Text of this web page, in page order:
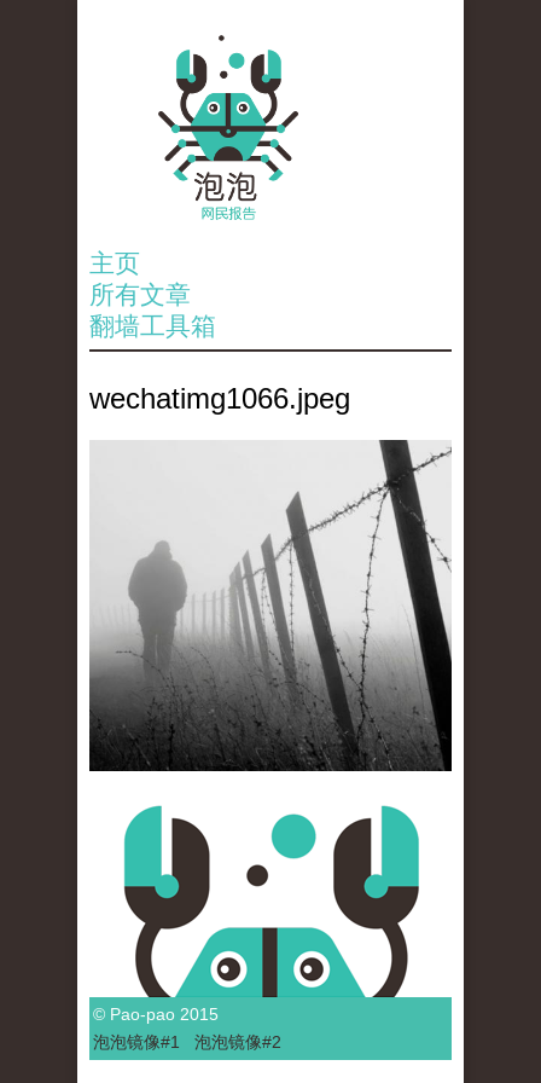
主页
所有文章
翻墙工具箱
wechatimg1066.jpeg
© Pao-pao 2015
泡泡镜像#1 泡泡镜像#2